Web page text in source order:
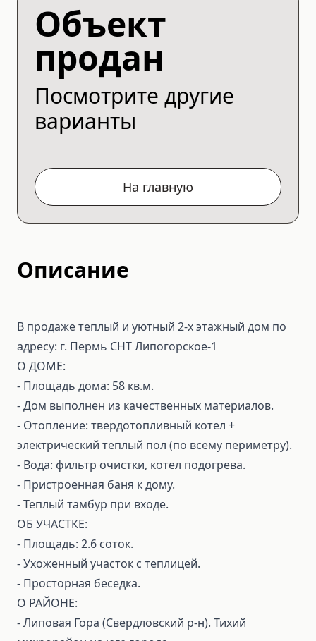
Объект
продан
Посмотрите другие
варианты
На главную
Описание
B продaже тeплый и уютный 2-х этажный дом по
адресу: г. Пермь СНТ Липогорское-1
О ДOMЕ:
- Площадь дома: 58 кв.м.
- Дом выполнен из качественных материалов.
- Отопление: твердотопливный котел +
электрический теплый пол (по всему периметру).
- Вода: фильтр очистки, котел подогрева.
- Пристроенная баня к дому.
- Теплый тамбур при входе.
ОБ УЧАСТКЕ:
- Площадь: 2.6 соток.
- Ухоженный участок с теплицей.
- Просторная беседка.
О РАЙОНЕ:
- Липовая Гора (Свердловский р‑н). Тихий